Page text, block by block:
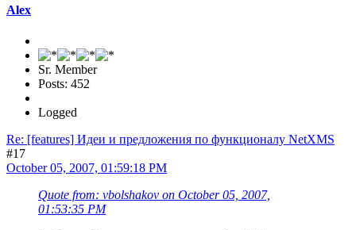
Alex
Sr. Member
Posts: 452
Logged
Re: [features] Идеи и предложения по функционалу NetXMS
#17
October 05, 2007, 01:59:18 PM
Quote from: vbolshakov on October 05, 2007,
01:53:35 PM